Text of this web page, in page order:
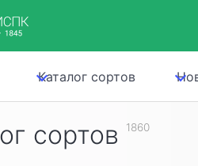
Каталог сортов
сортов 1860